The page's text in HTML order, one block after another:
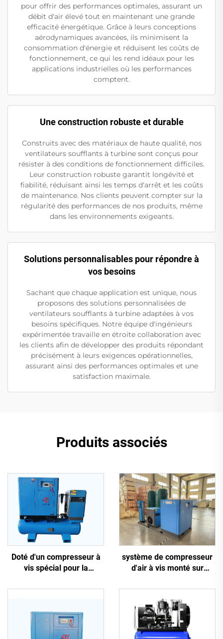
pour offrir des performances optimales, assurant un
débit d'air élevé tout en maintenant une grande
efficacité énergétique. Grâce à leurs conceptions
aérodynamiques avancées, ils minimisent la
consommation d'énergie et réduisent les coûts de
fonctionnement, ce qui les rend idéaux pour les
applications industrielles où les performances
comptent.
Une construction robuste et durable
Construits avec des matériaux de haute qualité, nos
ventilateurs soufflants à turbine sont conçus pour
résister à des conditions de fonctionnement difficiles.
Leur construction robuste garantit longévité et
fiabilité, réduisant ainsi les temps d'arrêt et les coûts
de maintenance. Nos clients peuvent compter sur la
régularité des performances de nos produits, même
dans les environnements exigeants.
Solutions personnalisables pour répondre à
vos besoins
Sachant que chaque application est unique, nous
proposons des solutions personnalisées de
ventilateurs soufflants à turbine adaptées à vos
besoins spécifiques. Notre équipe d'ingénieurs
expérimentée travaille en étroite collaboration avec
les clients afin de développer des produits répondant
précisément à leurs exigences opérationnelles,
assurant ainsi des performances optimales et une
satisfaction maximale.
Produits associés
Doté d'un compresseur à
vis spécial pour la
système de compresseur
d'air à vis monté sur
1, 16 kg, pour découpe
laser avec réservoir de
1200 L